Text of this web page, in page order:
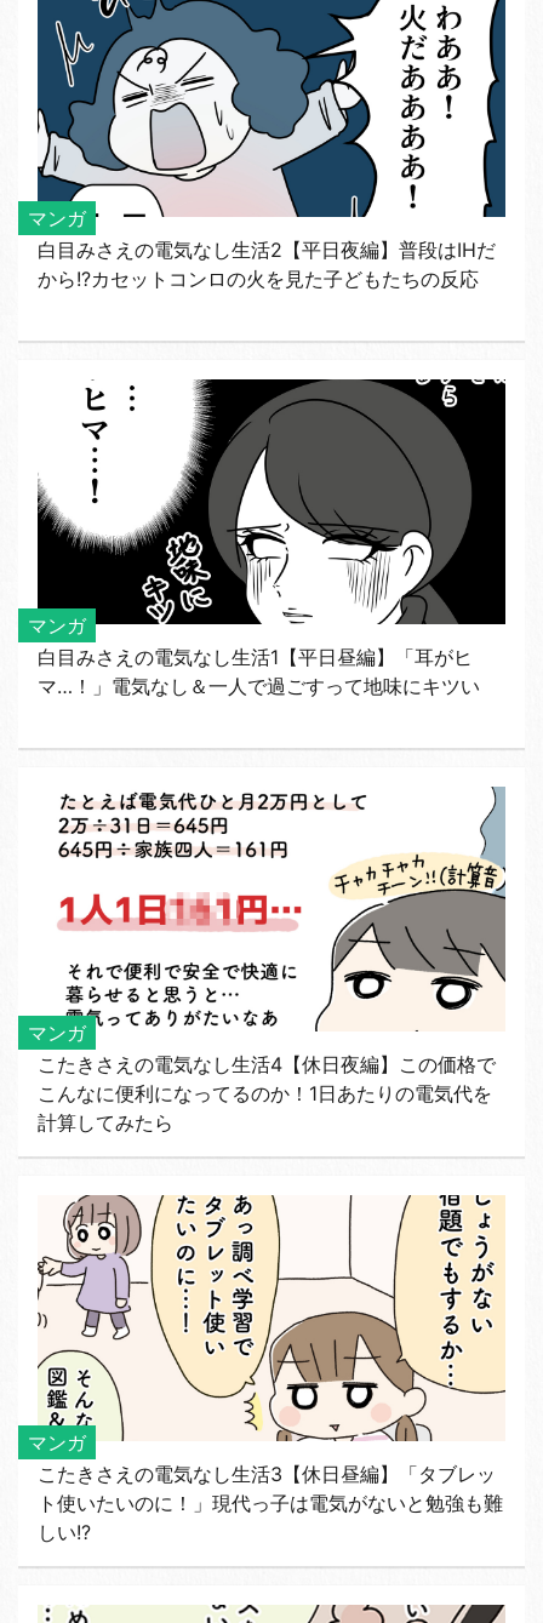
マンガ
白目みさえの電気なし生活2【平日夜編】普段はIHだ
から!?カセットコンロの火を見た子どもたちの反応
マンガ
白目みさえの電気なし生活1【平日昼編】「耳がヒ
マ…！」電気なし＆一人で過ごすって地味にキツい
マンガ
こたきさえの電気なし生活4【休日夜編】この価格で
こんなに便利になってるのか！1日あたりの電気代を
計算してみたら
マンガ
こたきさえの電気なし生活3【休日昼編】「タブレッ
ト使いたいのに！」現代っ子は電気がないと勉強も難
しい!?